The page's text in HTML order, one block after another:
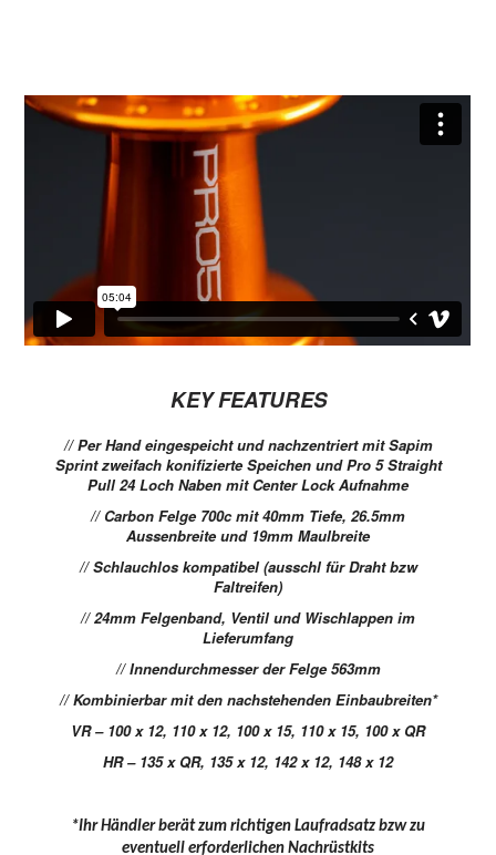
KEY FEATURES
// Per Hand eingespeicht und nachzentriert mit Sapim
Sprint zweifach konifizierte Speichen und Pro 5 Straight
Pull 24 Loch Naben mit Center Lock Aufnahme
// Carbon Felge 700c mit 40mm Tiefe, 26.5mm
Aussenbreite und 19mm Maulbreite
// Schlauchlos kompatibel (ausschl für Draht bzw
Faltreifen)
// 24mm Felgenband, Ventil und Wischlappen im
Lieferumfang
// Innendurchmesser der Felge 563mm
// Kombinierbar mit den nachstehenden Einbaubreiten*
VR – 100 x 12, 110 x 12, 100 x 15, 110 x 15, 100 x QR
HR – 135 x QR, 135 x 12, 142 x 12, 148 x 12
*Ihr Händler berät zum richtigen Laufradsatz bzw zu
eventuell erforderlichen Nachrüstkits